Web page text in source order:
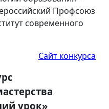
Профсоюз
современного
Сайт конкурса
урок»